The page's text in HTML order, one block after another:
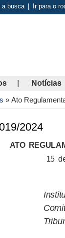
a busca Ir para o
Notícias
» Ato
2024
ATO
15